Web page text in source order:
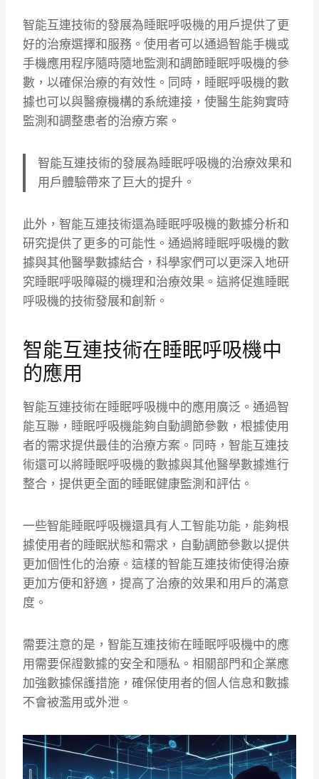
智能互連技術的發展為睡眠呼吸機的用戶提供了更
好的治療選擇和服務。使用者可以通過智能手機或
手機應用程序隨時隨地監測和調節睡眠呼吸機的參
數，以確保治療的有效性。同時，睡眠呼吸機的數
據也可以與醫療機構的系統連接，使醫生能夠實時
監測和調整患者的治療方案。
智能互連技術的發展為睡眠呼吸機的治療效果和
用戶體驗帶來了巨大的提升。
此外，智能互連技術還為睡眠呼吸機的數據分析和
研究提供了更多的可能性。通過將睡眠呼吸機的數
據與其他醫學數據結合，科學家們可以更深入地研
究睡眠呼吸障礙的機理和治療效果。這將促進睡眠
呼吸機的技術發展和創新。
智能互連技術在睡眠呼吸機中
的應用
智能互連技術在睡眠呼吸機中的應用廣泛。通過智
能互聯，睡眠呼吸機能夠自動調節參數，根據使用
者的需求提供最佳的治療方案。同時，智能互連技
術還可以將睡眠呼吸機的數據與其他醫學數據進行
整合，提供更全面的睡眠健康監測和評估。
一些智能睡眠呼吸機還具有人工智能功能，能夠根
據使用者的睡眠狀態和需求，自動調節參數以提供
更加個性化的治療。這樣的智能互連技術使得治療
更加方便和舒適，提高了治療的效果和用戶的滿意
度。
需要注意的是，智能互連技術在睡眠呼吸機中的應
用需要保證數據的安全和隱私。相關部門和企業應
加強數據保護措施，確保使用者的個人信息和數據
不會被濫用或外泄。